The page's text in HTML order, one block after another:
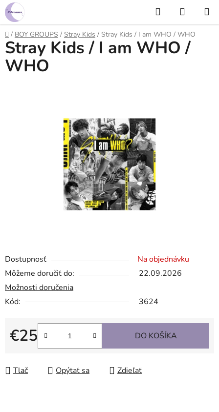
Prejsť
na
obsah
Hľadať
KOŠÍK
Domov
/ BOY GROUPS / Stray Kids / Stray Kids / I am WHO / WHO
Dostupnosť
Na objednávku
Môžeme doručiť do:
22.09.2026
Možnosti doručenia
Kód:
3624
€25
Jednotková cena:
DO KOŠÍKA
Tlač Opýtať sa Zdieľať
Stray Kids / I am WHO /
WHO